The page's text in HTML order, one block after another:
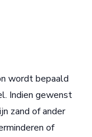
wordt bepaald
Indien gewenst
zand of ander
of